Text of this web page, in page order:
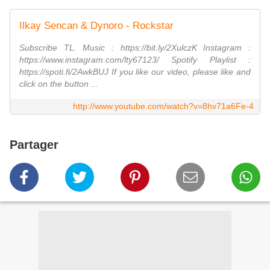
Ilkay Sencan & Dynoro - Rockstar
Subscribe TL. Music : https://bit.ly/2XulczK Instagram :
https://www.instagram.com/lty67123/ Spotify Playlist :
https://spoti.fi/2AwkBUJ If you like our video, please like and
click on the button ...
http://www.youtube.com/watch?v=8hv71a6Fe-4
Partager